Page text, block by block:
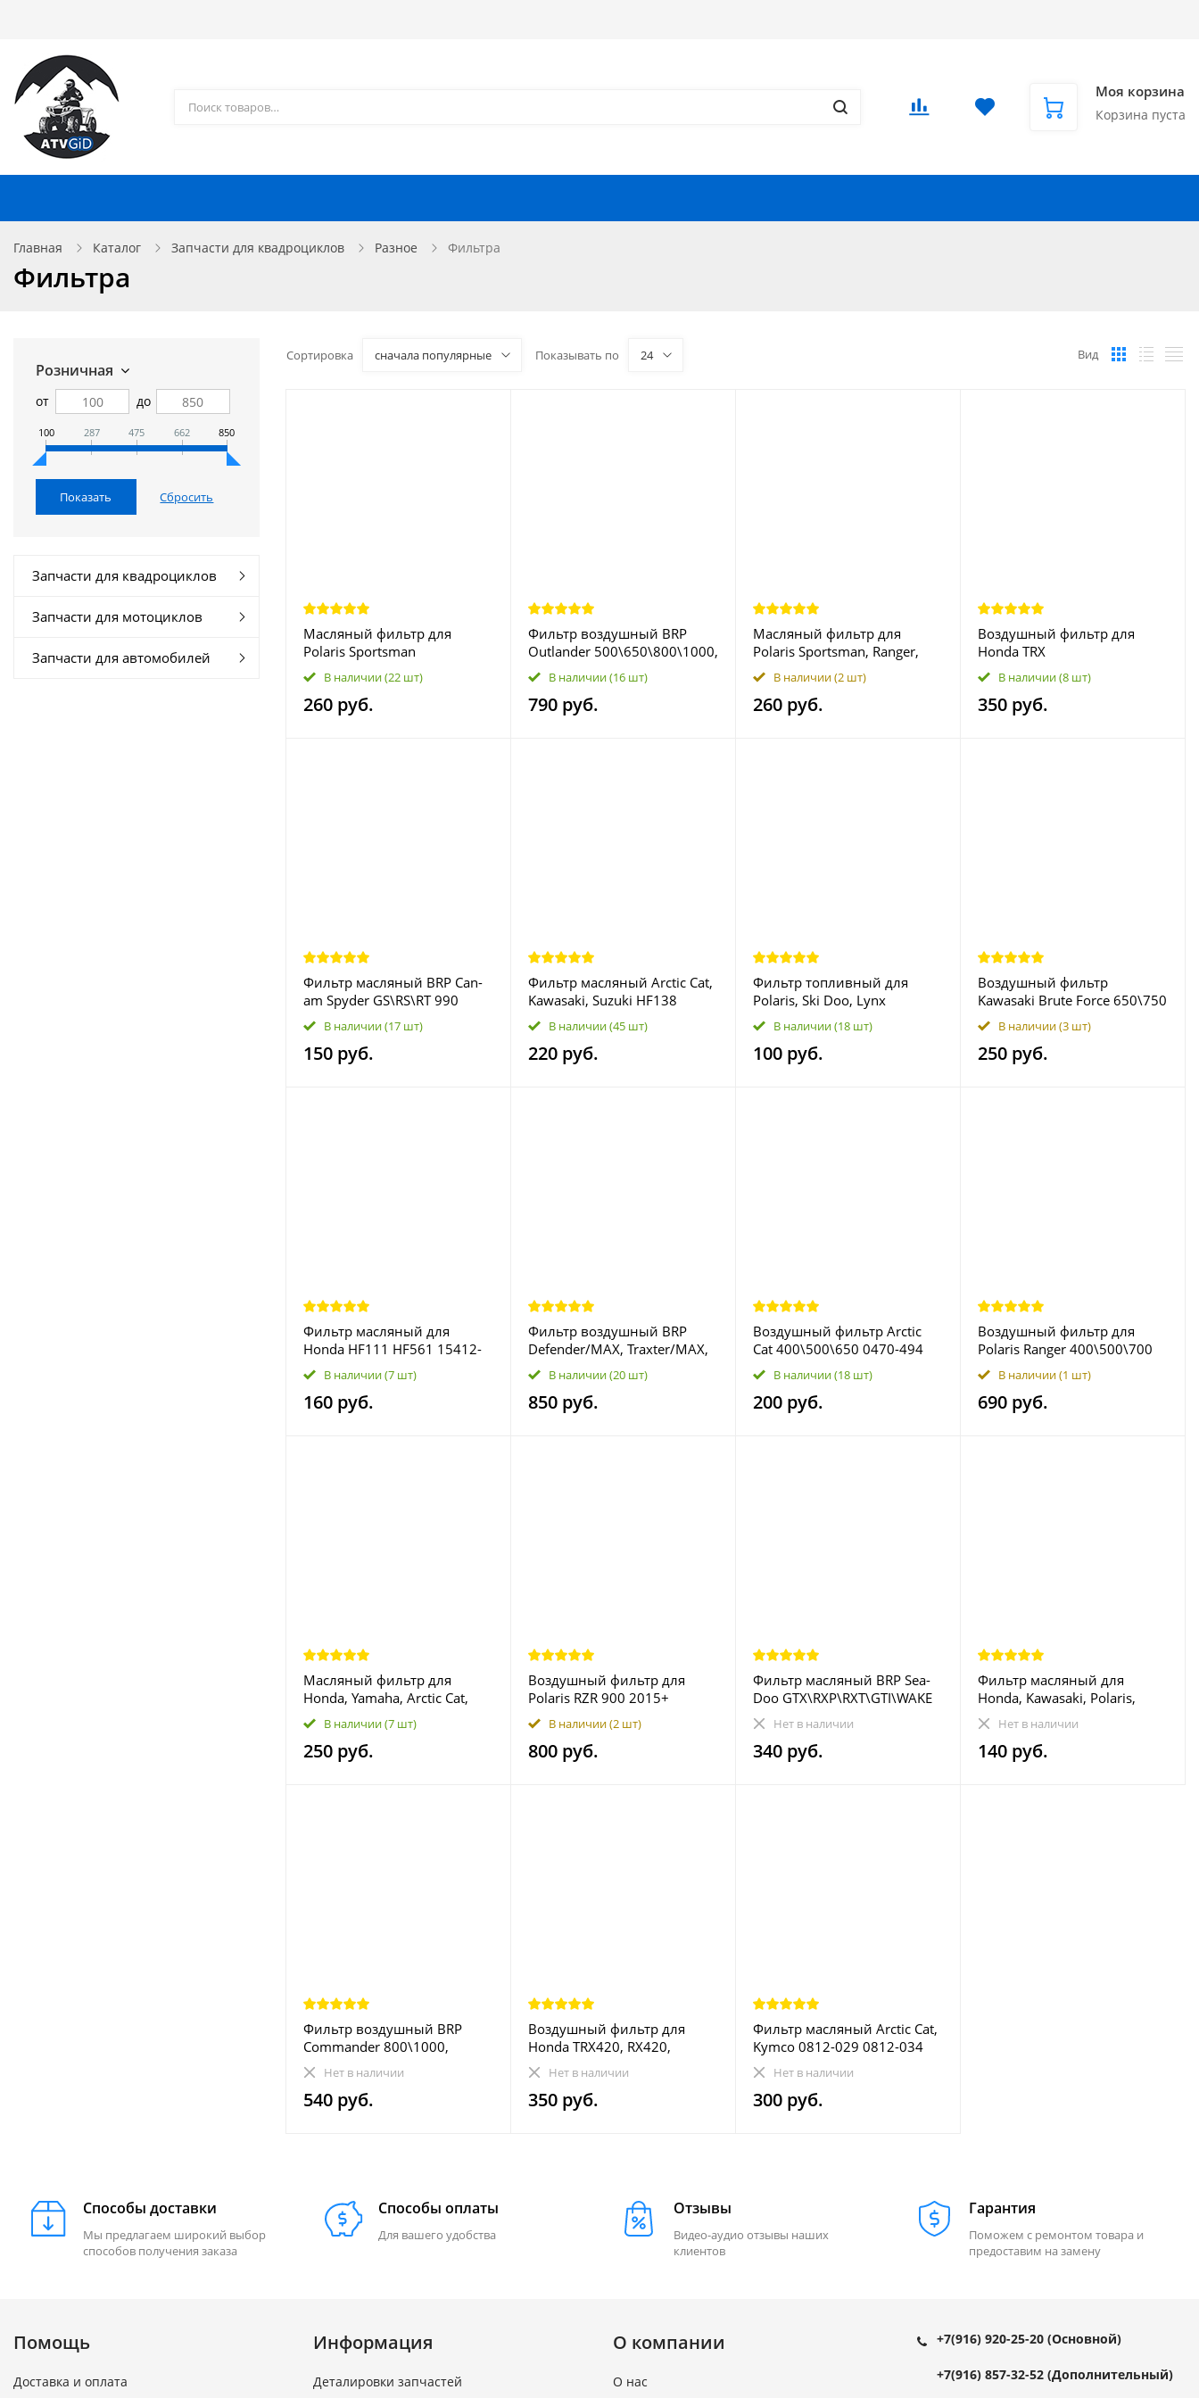
Моя корзина
Корзина пуста
Главная Каталог Запчасти для квадроциклов Разное Фильтра
Фильтра
Розничная
от до
100 287 475 662 850
Запчасти для квадроциклов
Запчасти для мотоциклов
Запчасти для автомобилей
Сортировка сначала популярные Показывать по 24 Вид
Масляный фильтр для
Polaris Sportsman
400/500/550/570/850, RZR
900, Scrambler 1000 HF199
2520799 3089996
В наличии(22 шт)
260 руб.
Фильтр воздушный BRP
Outlander 500\650\800\1000,
Renegade 500\800\1000
707800371
В наличии(16 шт)
790 руб.
Масляный фильтр для
Polaris Sportsman, Ranger,
RZR, General, Victory HF198
HF196 2540086 2540122
В наличии(2 шт)
260 руб.
Воздушный фильтр для
Honda TRX
400\420\500\520\650,
Pioneer, MUV 700
17254HP0A00 17254-HN1-
В наличии(8 шт)
350 руб.
Фильтр масляный BRP Can-
am Spyder GS\RS\RT 990
420256452 HF559
В наличии(17 шт)
150 руб.
Фильтр масляный Arctic Cat,
Kawasaki, Suzuki HF138
В наличии(45 шт)
220 руб.
Фильтр топливный для
Polaris, Ski Doo, Lynx
2530009 2530009
414536500
В наличии(18 шт)
100 руб.
Воздушный фильтр
Kawasaki Brute Force 650\750
(KVF650\750) 11013-0021
11013-0007
В наличии(3 шт)
250 руб.
Фильтр масляный для
Honda HF111 HF561 15412-
412-005 15412-KEA-003
В наличии(7 шт)
160 руб.
Фильтр воздушный BRP
Defender/MAX, Traxter/MAX,
Maverick Trail/Sport 1000/800
715900394
В наличии(20 шт)
850 руб.
Воздушный фильтр Arctic
Cat 400\500\650 0470-494
0470-663 10112546
В наличии(18 шт)
200 руб.
Воздушный фильтр для
Polaris Ranger 400\500\700
7081308
В наличии(1 шт)
690 руб.
Масляный фильтр для
Honda, Yamaha, Arctic Cat,
Kawasaki, Suzuki 15400-PFB-
014 16097-0002 3201-044
В наличии(7 шт)
250 руб.
Воздушный фильтр для
Polaris RZR 900 2015+
7081937 7082115
В наличии(2 шт)
800 руб.
Фильтр масляный BRP Sea-
Doo GTX\RXP\RXT\GTI\WAKE
420956744
Нет в наличии
340 руб.
Фильтр масляный для
Honda, Kawasaki, Polaris,
Suzuki HF-112 2522473
52010-1053 15410-KYJ-901
Нет в наличии
140 руб.
Фильтр воздушный BRP
Commander 800\1000,
Maverick 1000\MAX 1000
707800327
Нет в наличии
540 руб.
Воздушный фильтр для
Honda TRX420, RX420,
Rancher 420 17254-HP5-600
Нет в наличии
350 руб.
Фильтр масляный Arctic Cat,
Kymco 0812-029 0812-034
3436-021 HF621
Нет в наличии
300 руб.
Способы доставки
Мы предлагаем широкий выбор
способов получения заказа
Способы оплаты
Для вашего удобства
Отзывы
Видео-аудио отзывы наших
клиентов
Гарантия
Поможем с ремонтом товара и
предоставим на замену
Помощь
Доставка и оплата
Информация
Деталировки запчастей
О компании
О нас
+7(916) 920-25-20 (Основной)
+7(916) 857-32-52 (Дополнительный)